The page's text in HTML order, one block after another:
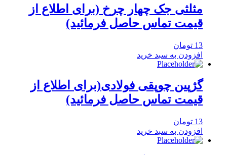
مثلثی جک چهار چرخ (برای اطلاع از
قیمت تماس حاصل فرمائید)
13 تومان
افزودن به سبد خرید
گژپین چوپقی فولادی(برای اطلاع از
قیمت تماس حاصل فرمائید)
13 تومان
افزودن به سبد خرید